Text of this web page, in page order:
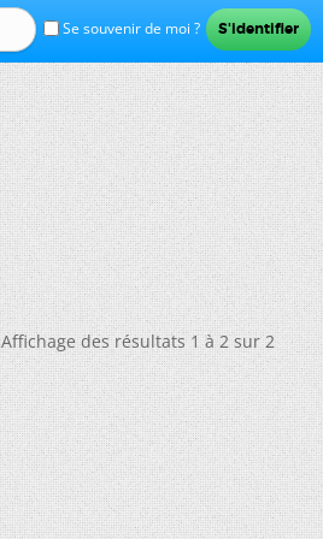
Se souvenir de moi ?
Affichage des résultats 1 à 2 sur 2